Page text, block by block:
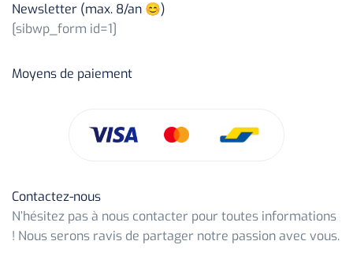
Newsletter (max. 8/an 😊)
[sibwp_form id=1]
Moyens de paiement
Contactez-nous
N’hésitez pas à nous contacter pour toutes informations
! Nous serons ravis de partager notre passion avec vous.